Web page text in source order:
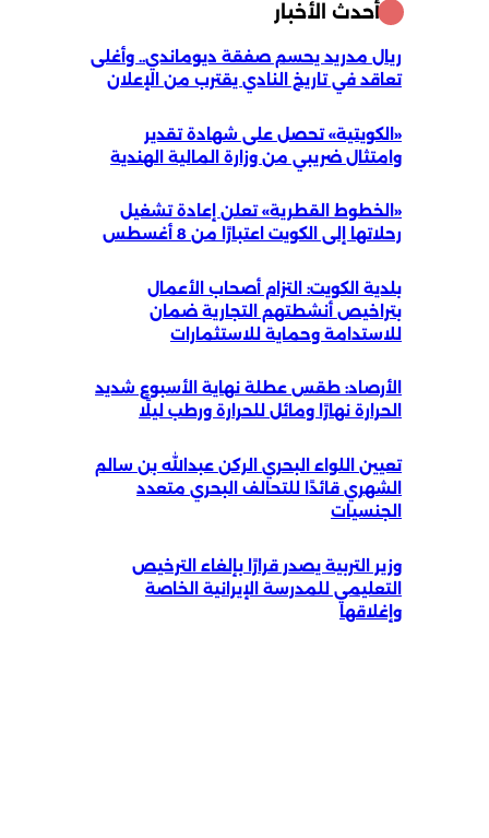
أحدث الأخبار
ريال مدريد يحسم صفقة ديوماندي.. وأغلى
تعاقد في تاريخ النادي يقترب من الإعلان
«الكويتية» تحصل على شهادة تقدير
وامتثال ضريبي من وزارة المالية الهندية
«الخطوط القطرية» تعلن إعادة تشغيل
رحلاتها إلى الكويت اعتبارًا من 8 أغسطس
بلدية الكويت: التزام أصحاب الأعمال
بتراخيص أنشطتهم التجارية ضمان
للاستدامة وحماية للاستثمارات
الأرصاد: طقس عطلة نهاية الأسبوع شديد
الحرارة نهارًا ومائل للحرارة ورطب ليلًا
تعيين اللواء البحري الركن عبدالله بن سالم
الشهري قائدًا للتحالف البحري متعدد
الجنسيات
وزير التربية يصدر قرارًا بإلغاء الترخيص
التعليمي للمدرسة الإيرانية الخاصة
وإغلاقها